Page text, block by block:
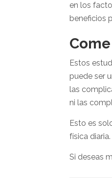
en los
beneficios
Estos
puede ser
las
ni las
Esto es
física diaria.
Si deseas